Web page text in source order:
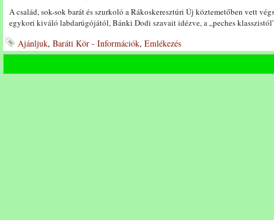
A család, sok-sok barát és szurkoló a Rákoskeresztúri Új köztemetőben vett
egykori kiváló labdarúgójától, Bánki Dodi szavait idézve, a „peches
Ajánljuk, Baráti Kör - Információk, Emlékezés